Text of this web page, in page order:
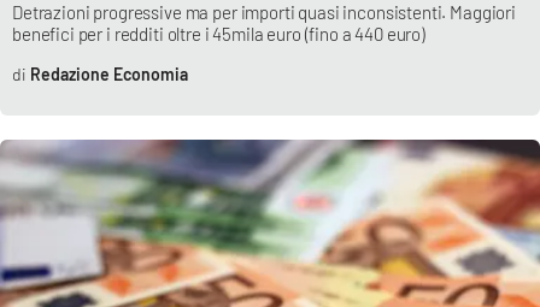
Lacapitalenews.it
Ilreggino.it
Cosenzachannel.it
Ilvibonese.it
Catanzarochannel.it
Detrazioni progressive ma per importi quasi inconsistenti. Maggiori
benefici per i redditi oltre i 45mila euro (fino a 440 euro)
Redazione Economia